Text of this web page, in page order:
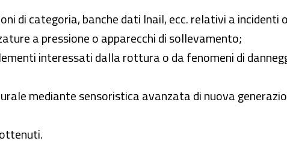
di categoria, banche dati Inail, ecc. relativi a
a pressione o apparecchi di sollevamento;
interessati dalla rottura o da fenomeni di
mediante sensoristica avanzata di nuova